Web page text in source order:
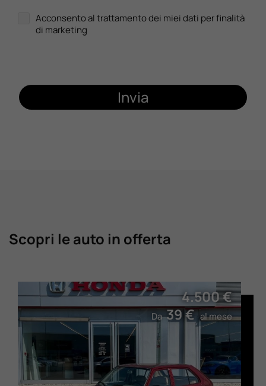
Acconsento al trattamento dei miei dati per finalità
di marketing
Invia
Scopri le auto in offerta
4.500 €
Da39 €al mese